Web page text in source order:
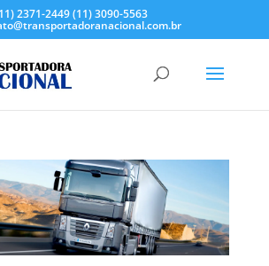
2371-2449(11) 3090-5563